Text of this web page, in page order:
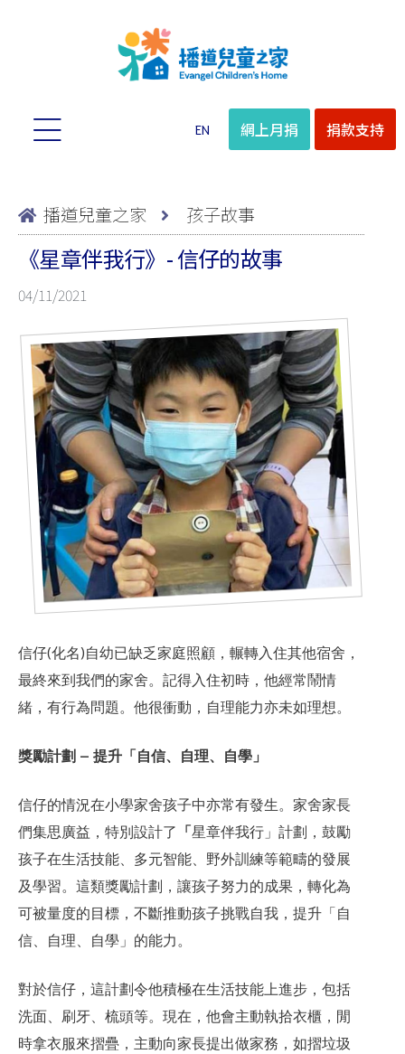
EN 網上月捐 捐款支持
播道兒童之家 孩子故事
《星章伴我行》- 信仔的故事
04/11/2021
信仔(化名)自幼已缺乏家庭照顧，輾轉入住其他宿舍，
最終來到我們的家舍。記得入住初時，他經常鬧情
緒，有行為問題。他很衝動，自理能力亦未如理想。
獎勵計劃 – 提升「自信、自理、自學」
信仔的情況在小學家舍孩子中亦常有發生。家舍家長
們集思廣益，特別設計了 「星章伴我行」計劃，鼓勵
孩子在生活技能、多元智能、野外訓練等範疇的發展
及學習。這類獎勵計劃，讓孩子努力的成果，轉化為
可被量度的目標，不斷推動孩子挑戰自我，提升「自
信、自理、自學」的能力。
對於信仔，這計劃令他積極在生活技能上進步，包括
洗面、刷牙、梳頭等。現在，他會主動執拾衣櫃，閒
時拿衣服來摺疊，主動向家長提出做家務，如摺垃圾
服務